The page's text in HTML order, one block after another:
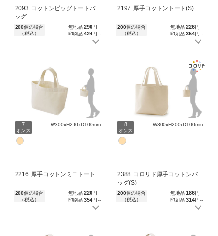
2093 コットンビッグトートバ
ッグ
200個の場合
（税込）
無地品296円
印刷品424円～
2197 厚手コットントート(S)
200個の場合
（税込）
無地品226円
印刷品354円～
7
オンス
W300xH200xD100mm
2216 厚手コットンミニトート
200個の場合
（税込）
無地品226円
印刷品354円～
8
オンス
W300xH200xD100mm
2388 コロリド厚手コットンバ
ッグ(S)
200個の場合
（税込）
無地品186円
印刷品314円～